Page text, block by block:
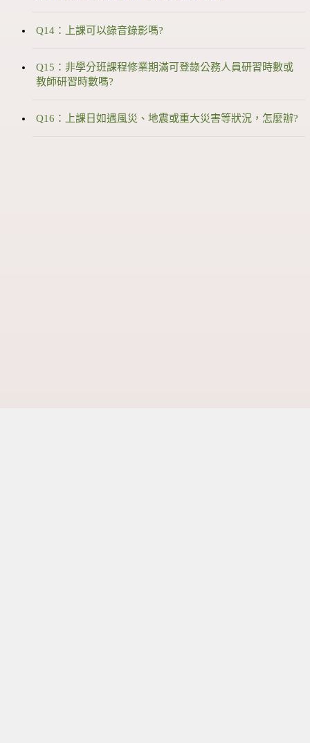
Q14：上課可以錄音錄影嗎?
Q15：非學分班課程修業期滿可登錄公務人員研習時數或
教師研習時數嗎?
Q16：上課日如遇風災、地震或重大災害等狀況，怎麼辦?